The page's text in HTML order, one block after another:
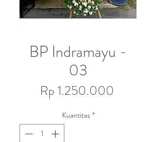
BP Indramayu -
03
Rp 1.250.000
Kuantitas*